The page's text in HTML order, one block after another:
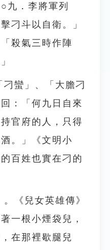
九．李將軍列
刁斗以自衛。」
殺氣三時作陣
蠻」、「大膽刁
：「何九日自來
官府的人，只得
。」《文明小
百姓也實在刁的
《兒女英雄傳》
一根小煙袋兒，
在那裡歇腿兒